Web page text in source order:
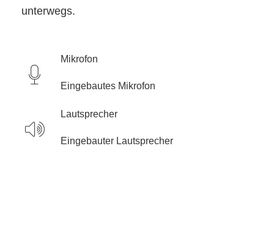
unterwegs.
Mikrofon
Eingebautes Mikrofon
Lautsprecher
Eingebauter Lautsprecher